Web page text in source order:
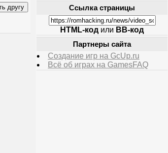
Ссылка страницы
HTML-код или BB-код
Партнеры сайта
Создание игр на GcUp.ru
Всё об играх на GamesFAQ